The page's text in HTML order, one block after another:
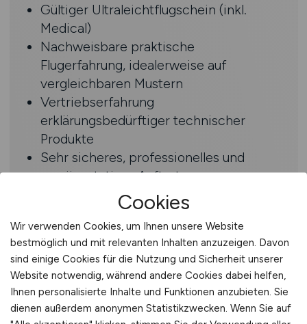
Gültiger Ultraleichtflugschein (inkl.
Medical)
Nachweisbare praktische
Flugerfahrung, idealerweise auf
vergleichbaren Mustern
Vertriebserfahrung
erklärungsbedürftiger technischer
Produkte
Sehr sicheres, professionelles und
repräsentatives Auftreten
Hohe Abschlussstärke und
Überzeugungskraft im internationalen
Umfeld
Verhandlungssicheres Deutsch und
Englisch (weitere Sprachen, z.?B.
Französisch, von Vorteil)
Klare Branchenaffinität zur Ultraleicht-
Cookies
Wir verwenden Cookies, um Ihnen unsere Website
bestmöglich und mit relevanten Inhalten anzuzeigen. Davon
sind einige Cookies für die Nutzung und Sicherheit unserer
Website notwendig, während andere Cookies dabei helfen,
Ihnen personalisierte Inhalte und Funktionen anzubieten. Sie
dienen außerdem anonymen Statistikzwecken. Wenn Sie auf